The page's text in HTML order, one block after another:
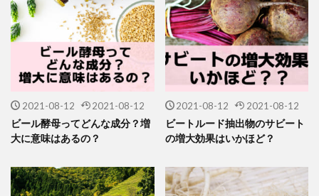
2021-08-12 2021-08-12
ビール酵母ってどんな成分？増
大に意味はあるの？
2021-08-12 2021-08-12
ビートルード抽出物のサビート
の増大効果はいかほど？